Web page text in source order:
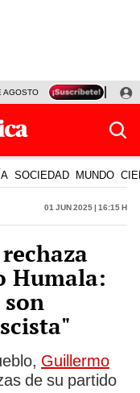
AGOSTO TINKA RESULTADOS
SOCIEDAD MUNDO
01 Jun 2025 | 16:15 h
Humala:
son
Guillermo
de su partido